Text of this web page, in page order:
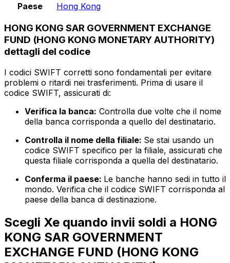
Paese
Hong Kong
HONG KONG SAR GOVERNMENT EXCHANGE
FUND (HONG KONG MONETARY AUTHORITY)
dettagli del codice
I codici SWIFT corretti sono fondamentali per evitare
problemi o ritardi nei trasferimenti. Prima di usare il
codice SWIFT, assicurati di:
Verifica la banca: Controlla due volte che il nome
della banca corrisponda a quello del destinatario.
Controlla il nome della filiale: Se stai usando un
codice SWIFT specifico per la filiale, assicurati che
questa filiale corrisponda a quella del destinatario.
Conferma il paese: Le banche hanno sedi in tutto il
mondo. Verifica che il codice SWIFT corrisponda al
paese della banca di destinazione.
Scegli Xe quando invii soldi a HONG
KONG SAR GOVERNMENT
EXCHANGE FUND (HONG KONG